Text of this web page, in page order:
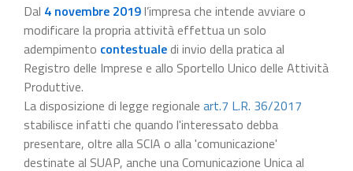
Dal 4 novembre 2019l’impresa che intende avviare o
modificare la propria attività effettua un solo
adempimento contestualedi invio della pratica al
Registro delle Imprese e allo Sportello Unico delle Attività
Produttive.
La disposizione di legge regionale art.7 L.R. 36/2017
stabilisce infatti che quando l'interessato debba
presentare, oltre alla SCIA o alla 'comunicazione'
destinate al SUAP, anche una Comunicazione Unica al